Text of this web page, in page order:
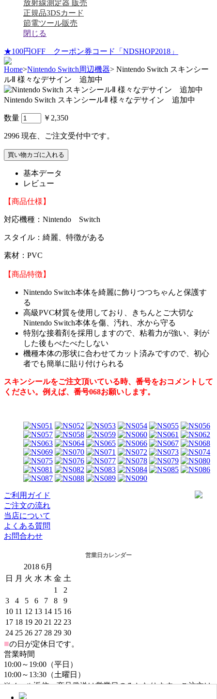
放射線測定器 販売
正規品3DSカード
節電ツール販売
閉じる
★100円OFF クーポン券コード「NDSHOP2018」
Home>Nintendo Switch周辺機器> Nintendo Switch スキンシー
ルⅡ 様々なデサイン 追加中
Nintendo Switch スキンシールⅡ 様々なデサイン 追加中
数量 ￥2,350
2996 現在、ご注文受付中です。
基本データ
レビュー
【商品仕様】
対応機種：Nintendo Switch
スタイル：綺麗、特徴がある
素材：PVC
【商品特徴】
Nintendo Switch本体を綺麗に飾りつつちゃんと保護す
る
高級PVC材質を使用しており、きちんとご大切な
Nintendo Switch本体を傷、汚れ、水から守る
特別な接着剤を採用しますので、粘着力が強い、剥が
した後もべたべたしない
機種本体の形状に合わせてカット済みですので、初心
者でも簡単に貼り付けられる
スキンシールをご注文頂いている時、番号をおコメントして
ください。例えば、番号068お願いします。
ご利用ガイド
ご注文の流れ
当店について
よくある質問
お問合わせ
営業日カレンダー
2018 6月
日
月 火 水 木 金 土
1
2
3
4 5 6 7 8
9
10 11 12 13 14 15 16
17 18 19 20 21 22 23
24 25 26 27 28 29 30
■の日が定休日です。
営業時間
10:00～19:00（平日）
10:00～13:30（土曜日）
※メール返信・商品発送は営業日のみとなります。ご注文は
年中無休でお受けしております。